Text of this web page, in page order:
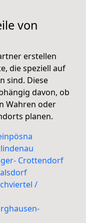
von
erstellen
die speziell auf
sind. Diese
davon, ob
Wahren oder
planen.
Crottendorf
/